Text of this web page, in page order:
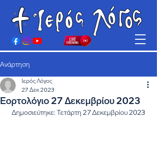
Ανάρτηση
Εορτολόγιο 27 Δεκεμβρίου 2023
Ιερός Λόγος
27 Δεκ 2023
Δημοσιεύτηκε: Τετάρτη 27 Δεκεμβρίου 2023